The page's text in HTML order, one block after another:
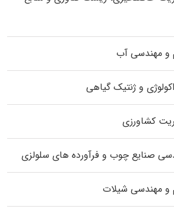
و مهندسی آب
و ژنتیک گیاهی
کشاورزی
صنایع چوب و فرآورده‌ های سلولزی
و مهندسی شیلات